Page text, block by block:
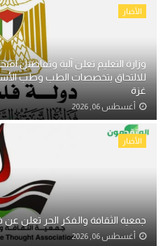
الأخبار
وزارة التعليم تعلن آلية وتفاصيل
للالتحاق بتخصصات الطب وطب
غزة
أغسطس 06, 2026
الأخبار
جمعية الثقافة والفكر الحر تعلن
أغسطس 06, 2026